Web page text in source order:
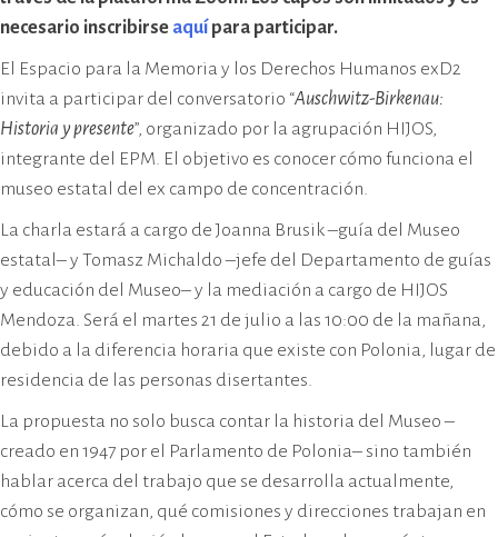
necesario inscribirse aquí para participar.
El Espacio para la Memoria y los Derechos Humanos exD2
invita a participar del conversatorio “Auschwitz-Birkenau:
Historia y presente”, organizado por la agrupación HIJOS,
integrante del EPM. El objetivo es conocer cómo funciona el
museo estatal del ex campo de concentración.
La charla estará a cargo de Joanna Brusik –guía del Museo
estatal– y Tomasz Michaldo –jefe del Departamento de guías
y educación del Museo– y la mediación a cargo de HIJOS
Mendoza. Será el martes 21 de julio a las 10:00 de la mañana,
debido a la diferencia horaria que existe con Polonia, lugar de
residencia de las personas disertantes.
La propuesta no solo busca contar la historia del Museo –
creado en 1947 por el Parlamento de Polonia– sino también
hablar acerca del trabajo que se desarrolla actualmente,
cómo se organizan, qué comisiones y direcciones trabajan en